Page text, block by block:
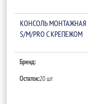
КОНСОЛЬ МОНТАЖНАЯ
S/M/PRO С КРЕПЕЖОМ
Бренд:
Остаток:20 шт